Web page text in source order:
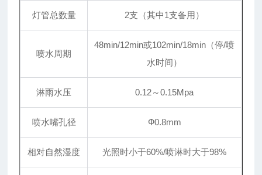
灯管总数量 2支（其中1支备用）
喷水周期
48min/12min或102min/18min（停/喷
水时间）
淋雨水压 0.12～0.15Mpa
喷水嘴孔径 Ф0.8mm
相对自然湿度 光照时小于60%/喷淋时大于98%